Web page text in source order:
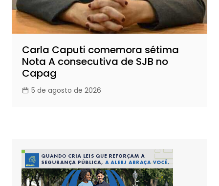
Carla Caputi comemora sétima
Nota A consecutiva de SJB no
Capag
5 de agosto de 2026